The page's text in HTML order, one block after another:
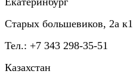
Старых большевиков, 2а
Тел.: +7 343 298-35-51
Казахстан